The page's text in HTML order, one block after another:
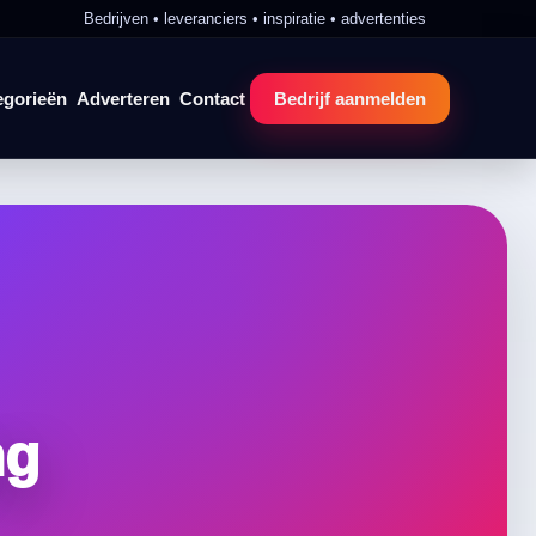
Bedrijven • leveranciers • inspiratie • advertenties
Adverteren Contact Bedrijf aanmelden